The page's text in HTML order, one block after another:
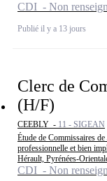
CDI - Non
Publié il y a 13 jours
Clerc de
(H/F)
CEEBLY - 11 - SIGEAN
Étude de Commissaires
professionnelle et bien
Hérault, Pyrénées-
CDI - Non